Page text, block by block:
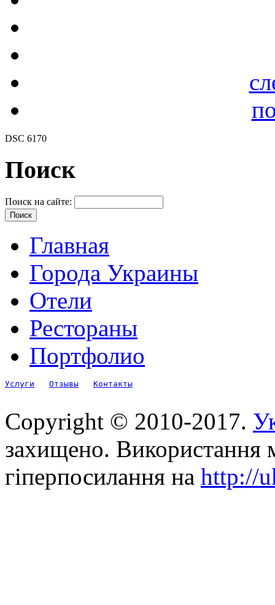
DSC 6170
Поиск
Поиск на сайте:
Главная
Города Украины
Отели
Рестораны
Портфолио
Услуги Отзывы Контакты
Copyright © 2010-2017.
захищено. Використання
гіперпосилання на http://